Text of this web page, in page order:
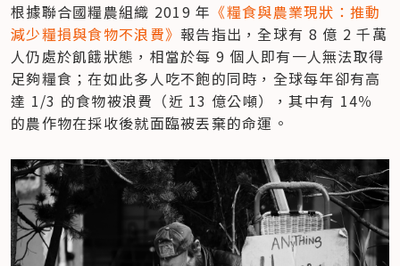
根據聯合國糧農組織 2019 年 《糧食與農業現狀：推動
減少糧損與食物不浪費》報告指出，全球有 8 億 2 千萬
人仍處於飢餓狀態，相當於每 9 個人即有一人無法取得
足夠糧食；在如此多人吃不飽的同時，全球每年卻有高
達 1/3 的食物被浪費（近 13 億公噸），其中有 14％
的農作物在採收後就面臨被丟棄的命運。